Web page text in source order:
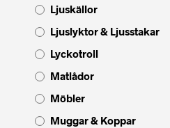
Ljuskällor
Ljuslyktor & Ljusstakar
Lyckotroll
Matlådor
Möbler
Muggar & Koppar